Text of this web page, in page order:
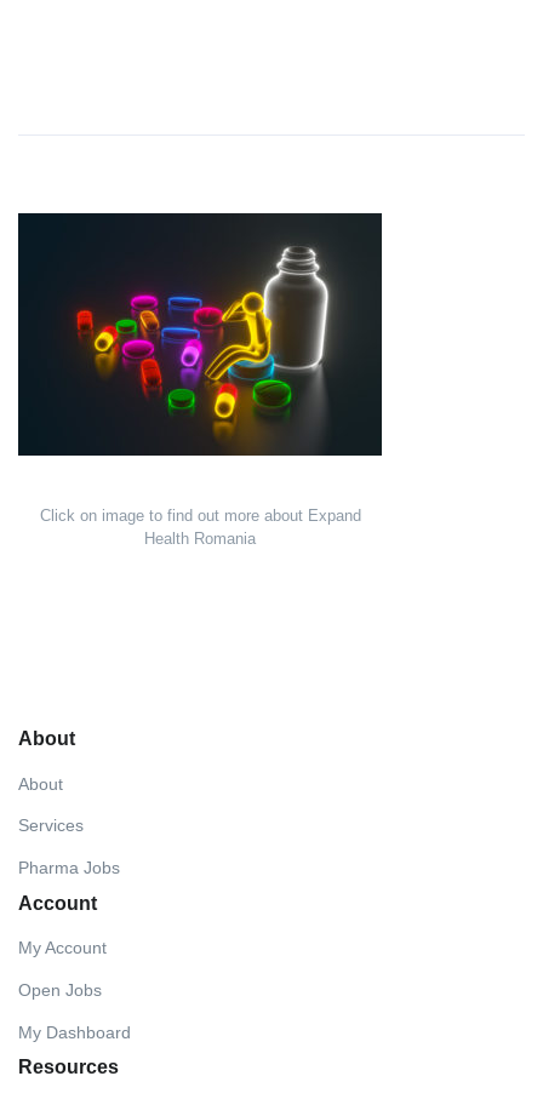
Click on image to find out more about Expand
Health Romania
About
About
Services
Pharma Jobs
Account
My Account
Open Jobs
My Dashboard
Resources